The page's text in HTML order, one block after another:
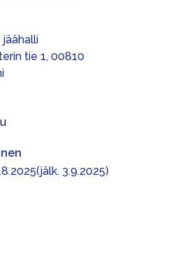
tie 1, 00810
3.9.2025)